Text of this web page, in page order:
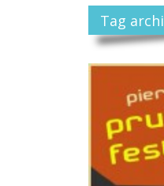
Tag